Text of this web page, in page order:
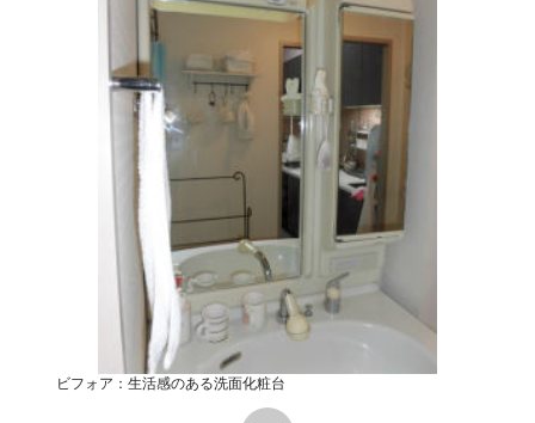
ビフォア：生活感のある洗面化粧台